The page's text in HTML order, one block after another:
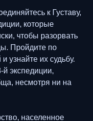
к Густаву,
которые
чтобы разорвать
Пройдите по
узнайте их судьбу.
й экспедиции,
несмотря ни на
населенное